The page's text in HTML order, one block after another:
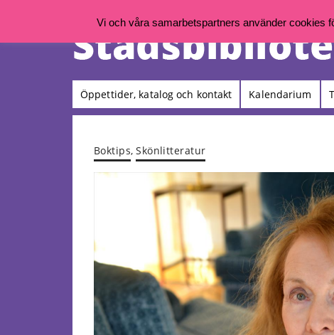
Öppettider, katalog och kontakt Kalendarium
Boktips,Skönlitteratur
Vi och våra samarbetspartners använder cookies